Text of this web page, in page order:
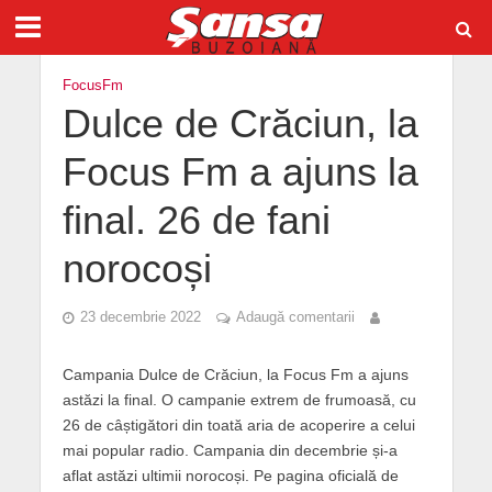
FocusFm
Dulce de Crăciun, la
Focus Fm a ajuns la
final. 26 de fani
norocoși
23 decembrie 2022 Adaugă comentarii
Campania Dulce de Crăciun, la Focus Fm a ajuns
astăzi la final. O campanie extrem de frumoasă, cu
26 de câștigători din toată aria de acoperire a celui
mai popular radio. Campania din decembrie și-a
aflat astăzi ultimii norocoși. Pe pagina oficială de